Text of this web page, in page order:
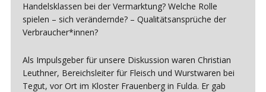
Handelsklassen bei der Vermarktung? Welche Rolle
spielen – sich verändernde? – Qualitätsansprüche der
Verbraucher*innen?
Als Impulsgeber für unsere Diskussion waren Christian
Leuthner, Bereichsleiter für Fleisch und Wurstwaren bei
Tegut, vor Ort im Kloster Frauenberg in Fulda. Er gab